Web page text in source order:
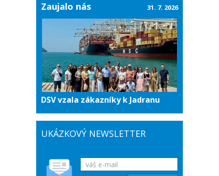
Zaujalo nás
DSV vzala zákazníky k Jadranu
31. 7. 2026
UKÁZKOVÝ NEWSLETTER